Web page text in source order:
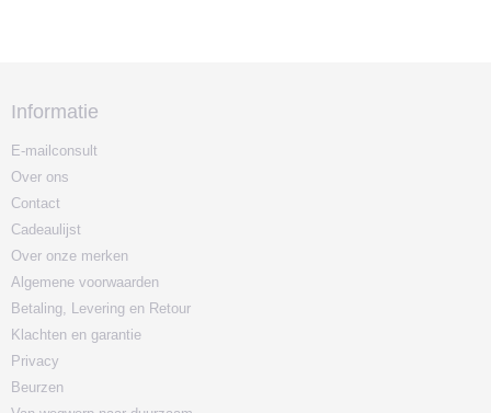
Informatie
E-mailconsult
Over ons
Contact
Cadeaulijst
Over onze merken
Algemene voorwaarden
Betaling, Levering en Retour
Klachten en garantie
Privacy
Beurzen